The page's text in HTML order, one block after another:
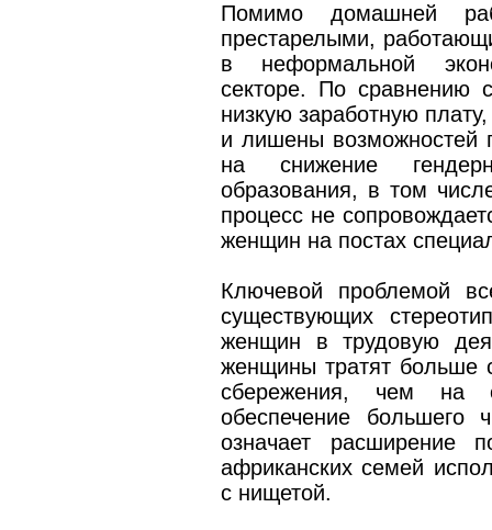
Помимо домашней
престарелыми,
в неформальной
секторе. По сравнению
низкую заработную
и лишены возможностей
на снижение
образования, в том
процесс не
женщин на постах
Ключевой проблемой
существующих
женщин в трудовую
женщины тратят больше
сбережения, чем на
обеспечение
означает расширение
африканских семей
с нищетой.